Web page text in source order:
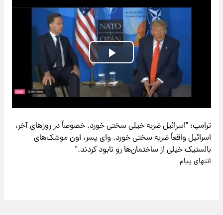
Play
Video
ترامپ: "اسرائیل ضربه خیلی سختی خورد. خصوصاً در روزهای آخر،
اسرائیل واقعاً ضربه سختی خورد. وای پسر، اون موشک‌های
بالستیک خیلی از ساختمان‌ها رو نابود کردند."
انتهای پیام